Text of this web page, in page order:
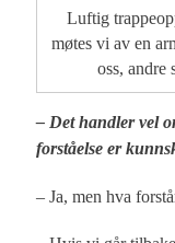
Luftig
møtes vi av en
oss, andre
– Det handler vel
forståelse er
– Ja, men hva